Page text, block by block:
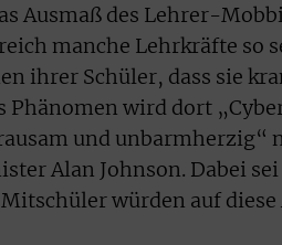
Ausmaß des Lehrer-
manche Lehrkräfte so
ihrer Schüler, dass sie
Phänomen wird dort
und unbarmherzig“
Alan Johnson. Dabei
würden auf